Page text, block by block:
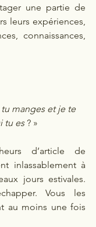
une partie de
leurs expériences,
connaissances,
manges et je te
tu es ? »
d’article de
inlassablement à
jours estivales.
Vous les
au moins une fois